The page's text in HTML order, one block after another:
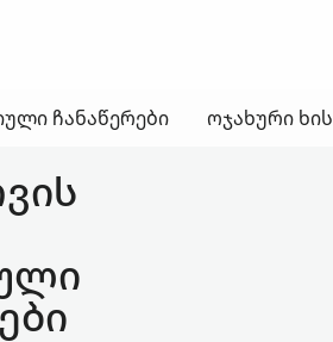
ჩანაწერები ოჯახური